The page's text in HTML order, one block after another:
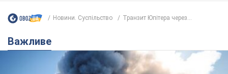
Новини. Суспільство Транзит Юпітера через...
Важливе